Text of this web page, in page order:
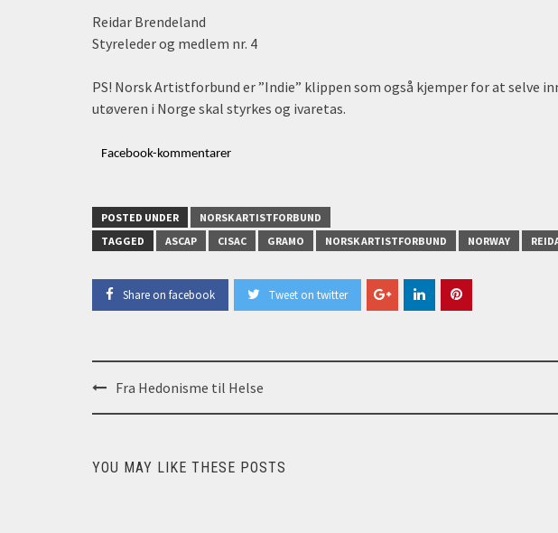
Reidar Brendeland
Styreleder og medlem nr. 4
PS! Norsk Artistforbund er ”Indie” klippen som også kjemper for at selve
utøveren i Norge skal styrkes og ivaretas.
Facebook-kommentarer
POSTED UNDER
NORSK ARTISTFORBUND
TAGGED
ASCAP CISAC GRAMO NORSK ARTISTFORBUND NORWAY
Share on facebook Tweet on twitter
Post
navigation
Fra Hedonisme til Helse
YOU MAY LIKE THESE POSTS